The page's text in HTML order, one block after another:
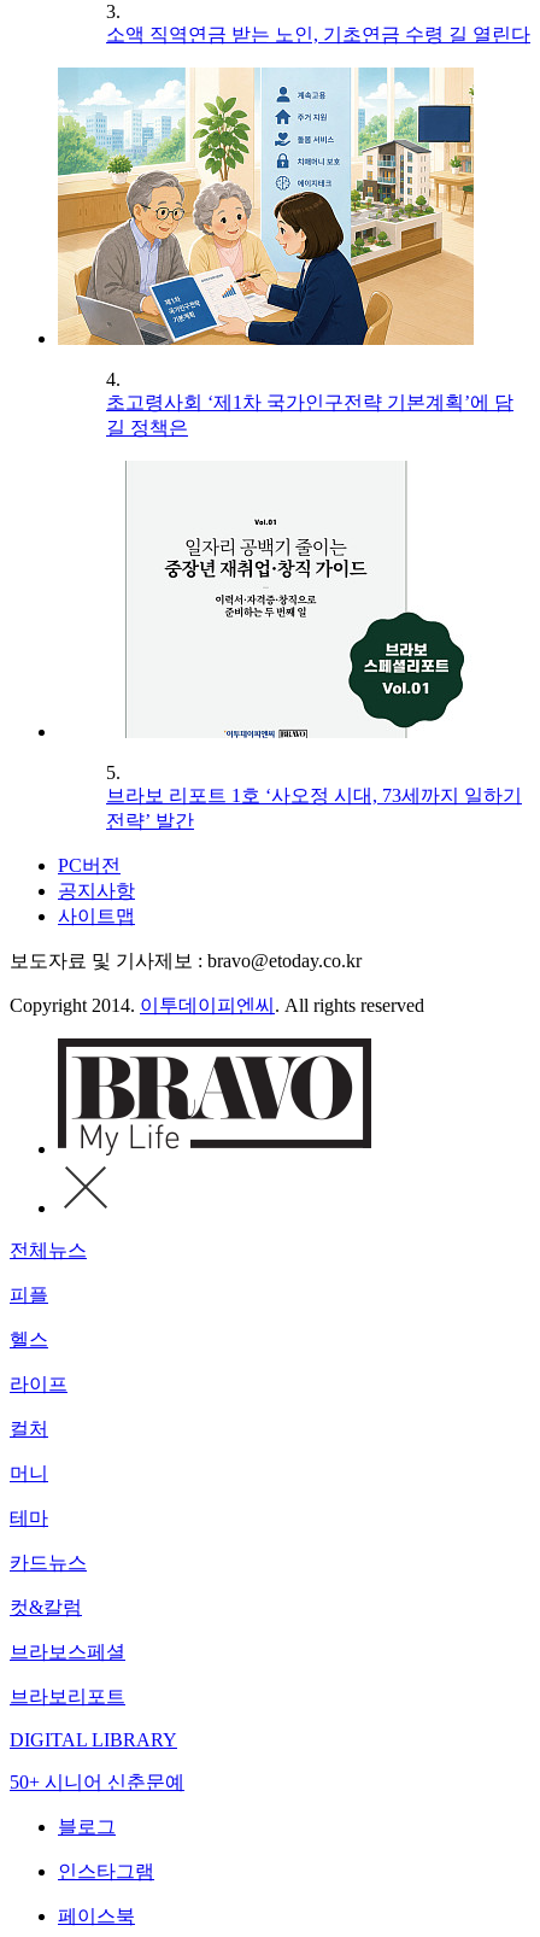
3.
소액 직역연금 받는 노인, 기초연금 수령 길 열린다
4.
초고령사회 ‘제1차 국가인구전략 기본계획’에 담
길 정책은
5.
브라보 리포트 1호 ‘사오정 시대, 73세까지 일하기
전략’ 발간
PC버전
공지사항
사이트맵
보도자료 및 기사제보 : bravo@etoday.co.kr
Copyright 2014. 이투데이피엔씨 . All rights reserved
전체뉴스
피플
헬스
라이프
컬처
머니
테마
카드뉴스
컷&칼럼
브라보스페셜
브라보리포트
DIGITAL LIBRARY
50+ 시니어 신춘문예
블로그
인스타그램
페이스북